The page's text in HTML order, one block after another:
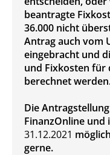
beantragte
36.000 nicht
Antrag auch vom
eingebracht und
und Fixkosten für
berechnet
Die
FinanzOnline und
31.12.2021
gerne.